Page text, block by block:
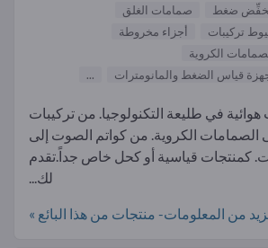
ضغط
صمامات الغلق
تركيبات
أجزاء مخروطة
الكروية
قياس الضغط والمانومترات
...
في طليعة التكنولوجيا. من تركيبات
الصمامات الكروية. من كواتم الصوت إلى
كمنتجات قياسية أو كحل خاص جداً.تقدم
لك...
من المعلومات- منتجات من هذا البائع »